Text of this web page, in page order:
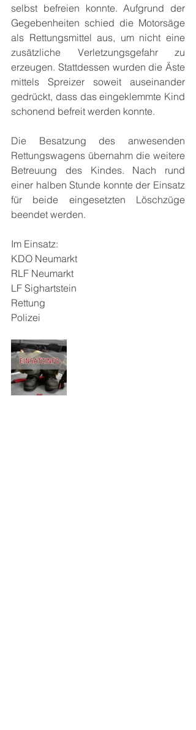
selbst befreien konnte. Aufgrund der
Gegebenheiten schied die Motorsäge
als Rettungsmittel aus, um nicht eine
zusätzliche Verletzungsgefahr zu
erzeugen. Stattdessen wurden die Äste
mittels Spreizer soweit auseinander
gedrückt, dass das eingeklemmte Kind
schonend befreit werden konnte.
Die Besatzung des anwesenden
Rettungswagens übernahm die weitere
Betreuung des Kindes. Nach rund
einer halben Stunde konnte der Einsatz
für beide eingesetzten Löschzüge
beendet werden.
Im Einsatz:
KDO Neumarkt
RLF Neumarkt
LF Sighartstein
Rettung
Polizei